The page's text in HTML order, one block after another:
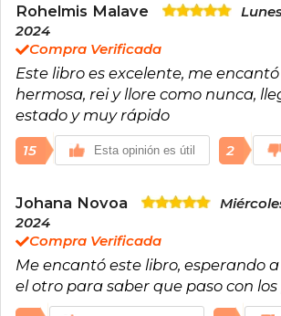
Rohelmis Malave
2024
Compra Verificada
Este libro es excelente, me
hermosa, rei y llore como nunca,
estado y muy rápido
15 Esta opinión es útil 2
Johana Novoa
2024
Compra Verificada
Me encantó este libro, esperando
el otro para saber que paso con